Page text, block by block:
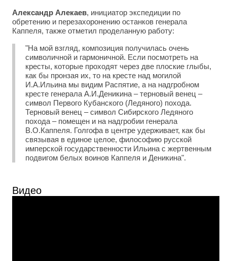
Александр Алекаев, инициатор экспедиции по
обретению и перезахоронению останков генерала
Каппеля, также отметил проделанную работу:
"На мой взгляд, композиция получилась очень
символичной и гармоничной. Если посмотреть на
кресты, которые проходят через две плоские глыбы,
как бы пронзая их, то на кресте над могилой
И.А.Ильина мы видим Распятие, а на надгробном
кресте генерала А.И.Деникина – терновый венец –
символ Первого Кубанского (Ледяного) похода.
Терновый венец – символ Сибирского Ледяного
похода – помещен и на надгробии генерала
В.О.Каппеля. Голгофа в центре удерживает, как бы
связывая в единое целое, философию русской
имперской государственности Ильина с жертвенным
подвигом белых воинов Каппеля и Деникина".
Видео